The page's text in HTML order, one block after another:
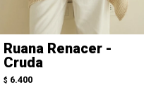
Ruana Renacer -
Cruda
$ 6.400